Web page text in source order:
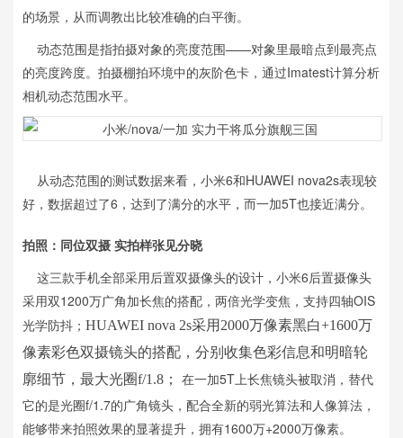
的场景，从而调教出比较准确的白平衡。
动态范围是指拍摄对象的亮度范围——对象里最暗点到最亮点
的亮度跨度。拍摄棚拍环境中的灰阶色卡，通过Imatest计算分析
相机动态范围水平。
从动态范围的测试数据来看，小米6和HUAWEI nova2s表现较
好，数据超过了6，达到了满分的水平，而一加5T也接近满分。
拍照：同位双摄 实拍样张见分晓
这三款手机全部采用后置双摄像头的设计，小米6后置摄像头
采用双1200万广角加长焦的搭配，两倍光学变焦，支持四轴OIS
光学防抖； HUAWEI nova 2s采用2000万像素黑白+1600万
像素彩色双摄镜头的搭配，分别收集色彩信息和明暗轮
廓细节，最大光圈f/1.8；
在一加5T上长焦镜头被取消，替代
它的是光圈f/1.7的广角镜头，配合全新的弱光算法和人像算法，
能够带来拍照效果的显著提升，拥有1600万+2000万像素。